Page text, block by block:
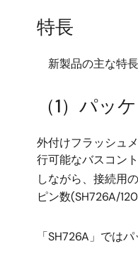
特長
新製品の主な特長
（1）パッ
外付けフラッシュ
行可能なバスコン
しながら、接続用
ピン数(SH726A/
「SH726A」では